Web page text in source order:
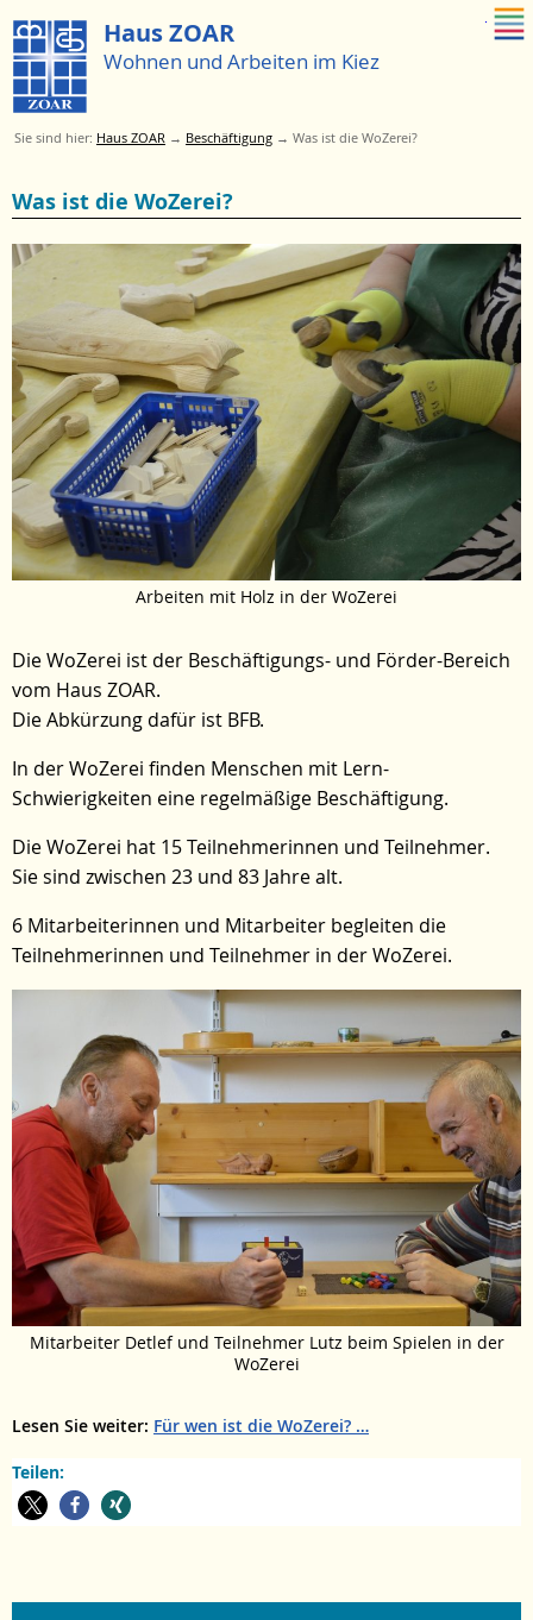
Haus ZOAR
Wohnen und Arbeiten im Kiez
Menü
Was ist die WoZerei?
Arbeiten mit Holz in der WoZerei
Die WoZerei ist der Beschäftigungs- und Förder-Bereich
vom Haus ZOAR.
Die Abkürzung dafür ist BFB.
In der WoZerei finden Menschen mit Lern-
Schwierigkeiten eine regelmäßige Beschäftigung.
Die WoZerei hat 15 Teilnehmerinnen und Teilnehmer.
Sie sind zwischen 23 und 83 Jahre alt.
6 Mitarbeiterinnen und Mitarbeiter begleiten die
Teilnehmerinnen und Teilnehmer in der WoZerei.
Mitarbeiter Detlef und Teilnehmer Lutz beim Spielen in der
WoZerei
Lesen Sie weiter: Für wen ist die WoZerei?
Teilen:
Sie sind hier: Haus ZOAR → Beschäftigung → Was ist die WoZerei?